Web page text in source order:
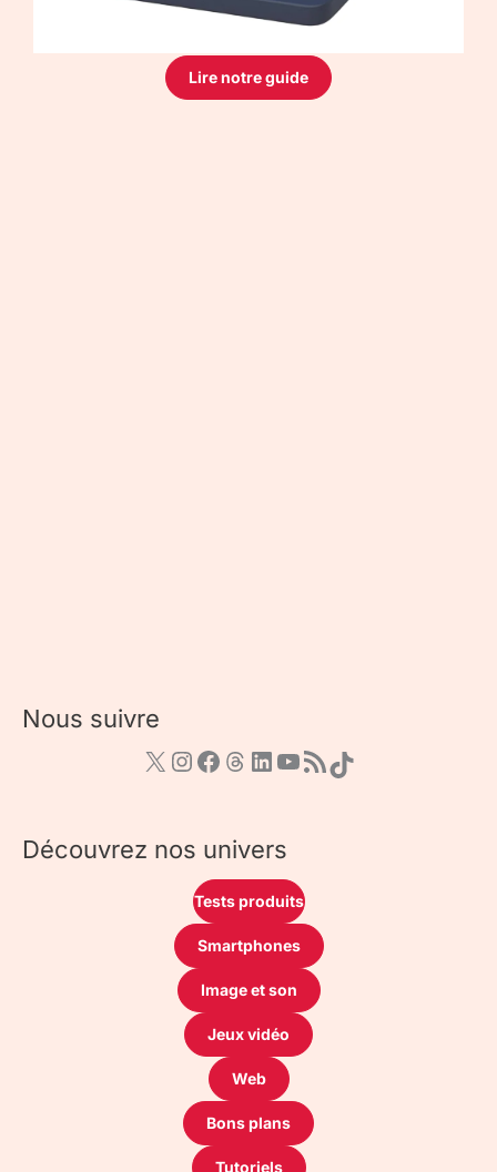
Lire notre guide
Nous suivre
Découvrez nos univers
Tests produits
Smartphones
Image et son
Jeux vidéo
Web
Bons plans
Tutoriels